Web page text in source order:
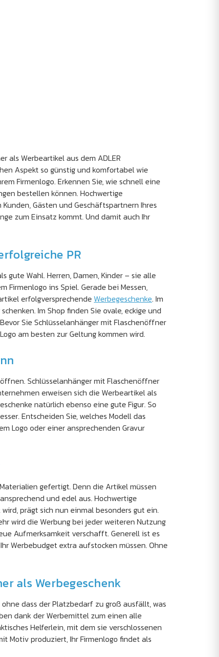
als Werbeartikel aus dem ADLER
Aspekt so günstig und komfortabel wie
Firmenlogo. Erkennen Sie, wie schnell eine
bestellen können. Hochwertige
Gästen und Geschäftspartnern Ihres
zum Einsatz kommt. Und damit auch Ihr
PR
gute Wahl. Herren, Damen, Kinder – sie alle
Firmenlogo ins Spiel. Gerade bei Messen,
erfolgversprechende Werbegeschenke. Im
Im Shop finden Sie ovale, eckige und
Sie Schlüsselanhänger mit Flaschenöffner
am besten zur Geltung kommen wird.
Schlüsselanhänger mit Flaschenöffner
erweisen sich die Werbeartikel als
natürlich ebenso eine gute Figur. So
Entscheiden Sie, welches Modell das
Logo oder einer ansprechenden Gravur
gefertigt. Denn die Artikel müssen
und edel aus. Hochwertige
prägt sich nun einmal besonders gut ein.
wird die Werbung bei jeder weiteren Nutzung
Aufmerksamkeit verschafft. Generell ist es
Werbebudget extra aufstocken müssen. Ohne
als Werbegeschenk
dass der Platzbedarf zu groß ausfällt, was
dank der Werbemittel zum einen alle
Helferlein, mit dem sie verschlossenen
Motiv produziert, Ihr Firmenlogo findet als